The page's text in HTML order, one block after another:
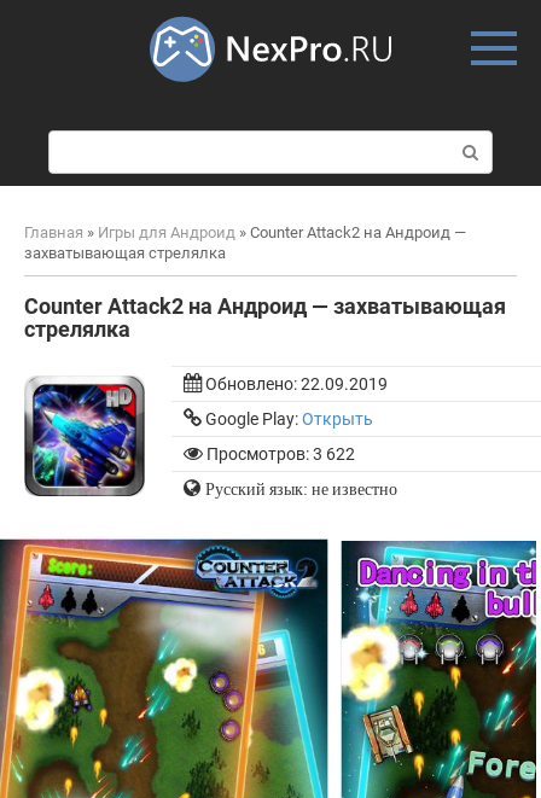
о
и
к
Главная » Игры для Андроид » Counter Attack2 на Андроид —
захватывающая стрелялка
Counter Attack2 на Андроид — захватывающая
стрелялка
Обновлено:22.09.2019
Google Play:Открыть
Просмотров: 3 622
Русский язык: не известно